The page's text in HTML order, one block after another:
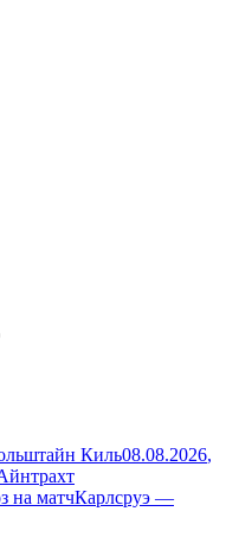
Киль08.08.2026,
на матчКарлсруэ —